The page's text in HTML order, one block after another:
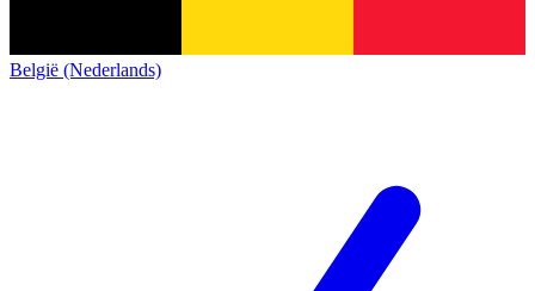
België (Nederlands)